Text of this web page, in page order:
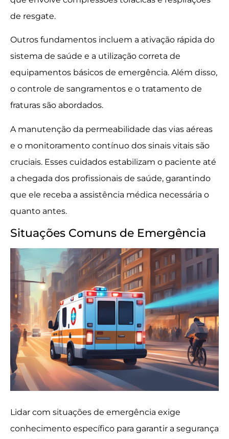
de resgate.
Outros fundamentos incluem a ativação rápida do
sistema de saúde e a utilização correta de
equipamentos básicos de emergência. Além disso,
o controle de sangramentos e o tratamento de
fraturas são abordados.
A manutenção da permeabilidade das vias aéreas
e o monitoramento contínuo dos sinais vitais são
cruciais. Esses cuidados estabilizam o paciente até
a chegada dos profissionais de saúde, garantindo
que ele receba a assistência médica necessária o
quanto antes.
Situações Comuns de Emergência
Lidar com situações de emergência exige
conhecimento específico para garantir a segurança